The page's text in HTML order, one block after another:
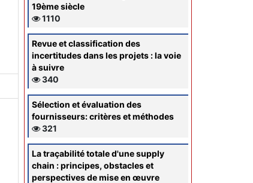
19ème siècle
1110
Revue et classification des
incertitudes dans les projets : la voie
à suivre
340
Sélection et évaluation des
fournisseurs: critères et méthodes
321
La traçabilité totale d'une supply
chain : principes, obstacles et
perspectives de mise en œuvre